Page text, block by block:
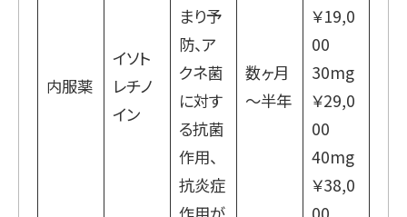
内服薬
イソト
レチノ
イン
まり予
防、ア
クネ菌
に対す
る抗菌
作用、
抗炎症
数ヶ月
～半年
￥19,0
00
30mg
￥29,0
00
40mg
￥38,0